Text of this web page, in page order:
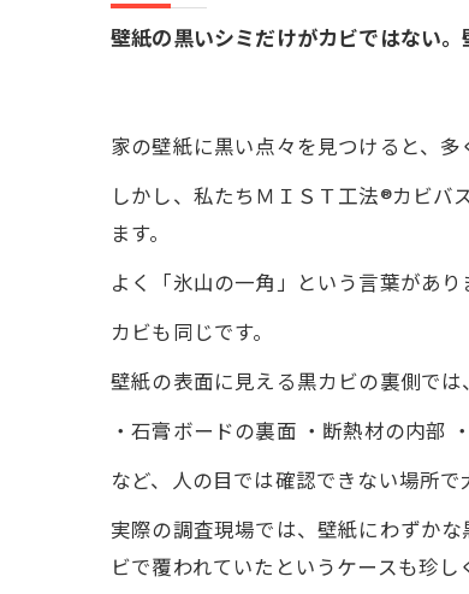
まとめ
壁紙の黒いシミだけがカビではない
家の壁紙に黒い点々を見つけると、
しかし、私たちＭＩＳＴ工法®カビ
ます。
よく「氷山の一角」という言葉があ
カビも同じです。
壁紙の表面に見える黒カビの裏側では、
・石膏ボードの裏面 ・断熱材の内部
など、人の目では確認できない場所
実際の調査現場では、壁紙にわずか
ビで覆われていたというケースも珍し